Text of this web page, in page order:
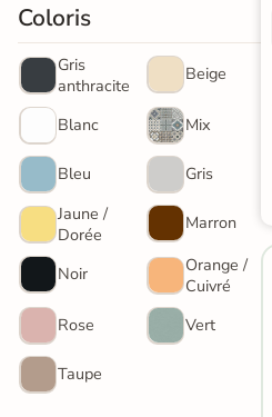
moderne
Carrelage
effet
Terre
cuite &
tomette
Parement
mural
intérieur
Coloris
Gris
anthracite
Beige
Blanc Mix
Bleu
Gris
Jaune /
Dorée
Marron
Noir
Orange /
Cuivré
Rose
Vert
Taupe